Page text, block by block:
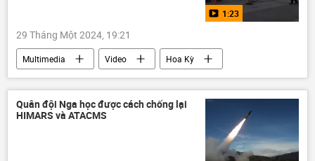
1:23
29 Tháng Một 2024, 19:21
Multimedia Video
Hoa Kỳ
Mexico
căng thẳng biên giới
biên giới
Washington
Joe Biden
Texas
Nhà Trắng
Quân đội Nga học được cách chống lại
HIMARS và ATACMS